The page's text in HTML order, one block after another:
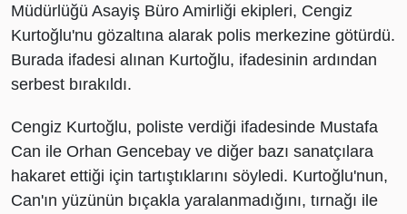
Müdürlüğü Asayiş Büro Amirliği ekipleri, Cengiz
Kurtoğlu'nu gözaltına alarak polis merkezine götürdü.
Burada ifadesi alınan Kurtoğlu, ifadesinin ardından
serbest bırakıldı.
Cengiz Kurtoğlu, poliste verdiği ifadesinde Mustafa
Can ile Orhan Gencebay ve diğer bazı sanatçılara
hakaret ettiği için tartıştıklarını söyledi. Kurtoğlu'nun,
Can'ın yüzünün bıçakla yaralanmadığını, tırnağı ile